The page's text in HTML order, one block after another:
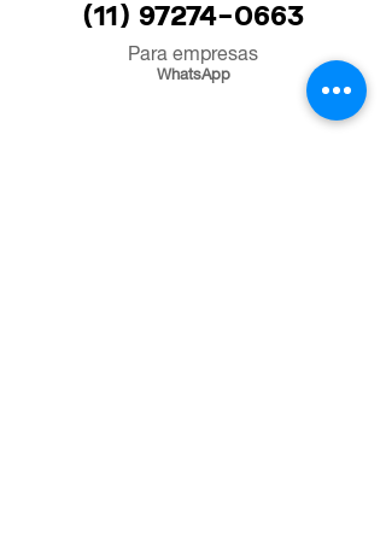
(11) 97274-0663
Para empresas
WhatsApp